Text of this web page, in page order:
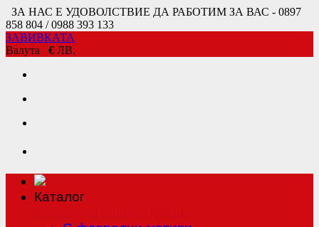
ЗА НАС Е УДОВОЛСТВИЕ ДА РАБОТИМ ЗА ВАС - 0897
858 804 / 0988 393 133
ЗАВИВКАТА
Валута € ЛВ.
Каталог